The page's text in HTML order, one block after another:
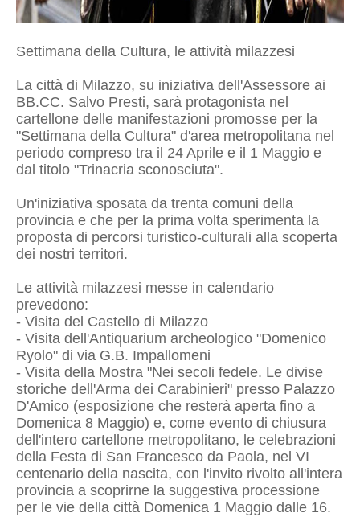
Settimana della Cultura, le attività milazzesi
La città di Milazzo, su iniziativa dell'Assessore ai
BB.CC. Salvo Presti, sarà protagonista nel
cartellone delle manifestazioni promosse per la
"Settimana della Cultura" d'area metropolitana nel
periodo compreso tra il 24 Aprile e il 1 Maggio e
dal titolo "Trinacria sconosciuta".
Un'iniziativa sposata da trenta comuni della
provincia e che per la prima volta sperimenta la
proposta di percorsi turistico-culturali alla scoperta
dei nostri territori.
Le attività milazzesi messe in calendario
prevedono:
- Visita del Castello di Milazzo
- Visita dell'Antiquarium archeologico "Domenico
Ryolo" di via G.B. Impallomeni
- Visita della Mostra "Nei secoli fedele. Le divise
storiche dell'Arma dei Carabinieri" presso Palazzo
D'Amico (esposizione che resterà aperta fino a
Domenica 8 Maggio) e, come evento di chiusura
dell'intero cartellone metropolitano, le celebrazioni
della Festa di San Francesco da Paola, nel VI
centenario della nascita, con l'invito rivolto all'intera
provincia a scoprirne la suggestiva processione
per le vie della città Domenica 1 Maggio dalle 16.